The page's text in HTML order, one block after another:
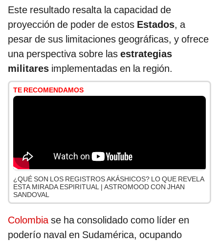
Este resultado resalta la capacidad de
proyección de poder de estos Estados, a
pesar de sus limitaciones geográficas, y ofrece
una perspectiva sobre las estrategias
militares implementadas en la región.
TE RECOMENDAMOS
¿QUÉ SON LOS REGISTROS AKÁSHICOS? LO QUE REVELA
ESTA MIRADA ESPIRITUAL | ASTROMOOD CON JHAN
SANDOVAL
Colombiase ha consolidado como líder en
poderío naval en Sudamérica, ocupando